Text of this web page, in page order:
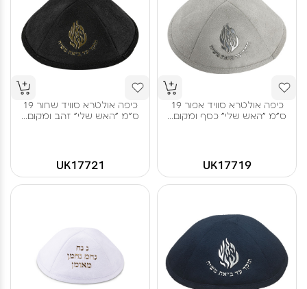
כיפה אולטרא סוויד אפור 19
ס"מ "האש שלי" כסף ומקום...
UK17719
כיפה אולטרא סוויד שחור 19
ס"מ "האש שלי" זהב ומקום...
UK17721